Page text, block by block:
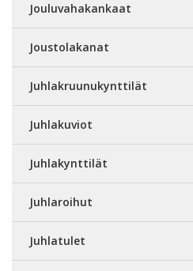
Jouluvahakankaat
Joustolakanat
Juhlakruunukynttilät
Juhlakuviot
Juhlakynttilät
Juhlaroihut
Juhlatulet